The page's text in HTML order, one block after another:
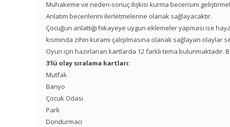
Muhakeme ve neden-sonuç ilişkisi kurma becerisini
Anlatım becerilerini ilerletmelerine olanak sağlayacaktır.
Çocuğun anlattığı hikayeye uygun eklemeler yapması ise
kısmında zihin kuramı çalışılmasına olanak sağlayan olaylar
Oyun için hazırlanan kartlarda 12 farklı tema bulunmaktadır.
3’lü olay sıralama kartları:
Mutfak
Banyo
Çocuk Odası
Park
Dondurmacı